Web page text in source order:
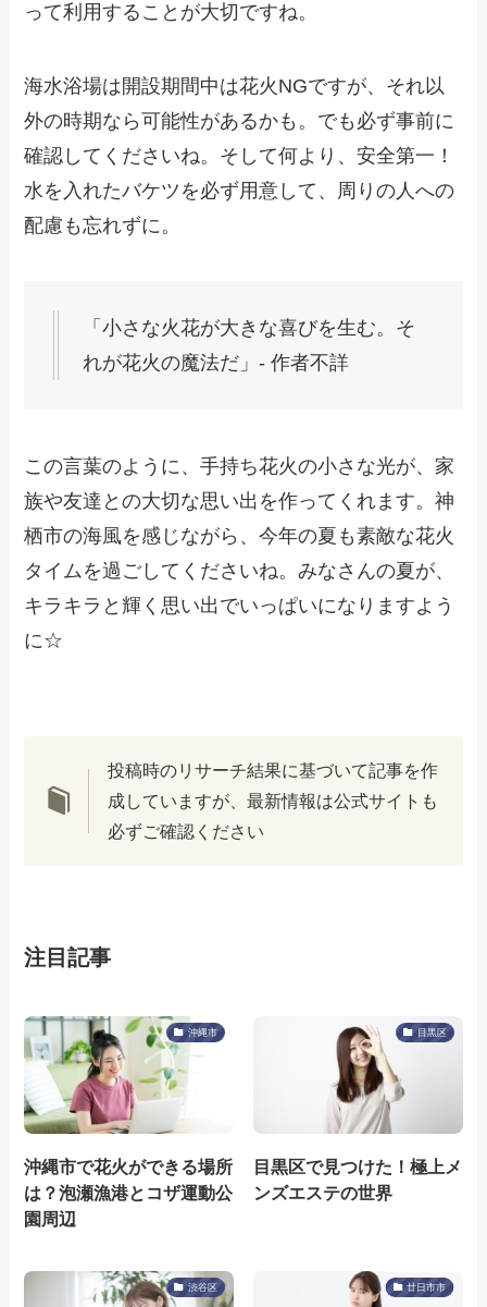
って利用することが大切ですね。
海水浴場は開設期間中は花火NGですが、それ以
外の時期なら可能性があるかも。でも必ず事前に
確認してくださいね。そして何より、安全第一！
水を入れたバケツを必ず用意して、周りの人への
配慮も忘れずに。
「小さな火花が大きな喜びを生む。そ
れが花火の魔法だ」- 作者不詳
この言葉のように、手持ち花火の小さな光が、家
族や友達との大切な思い出を作ってくれます。神
栖市の海風を感じながら、今年の夏も素敵な花火
タイムを過ごしてくださいね。みなさんの夏が、
キラキラと輝く思い出でいっぱいになりますよう
に☆
投稿時のリサーチ結果に基づいて記事を作
成していますが、最新情報は公式サイトも
必ずご確認ください
注目記事
沖縄市
沖縄市で花火ができる場所
は？泡瀬漁港とコザ運動公
園周辺
目黒区
目黒区で見つけた！極上メ
ンズエステの世界
渋谷区 廿日市市